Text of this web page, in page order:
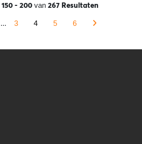
150 - 200 van 267 Resultaten
... 3 4 5 6